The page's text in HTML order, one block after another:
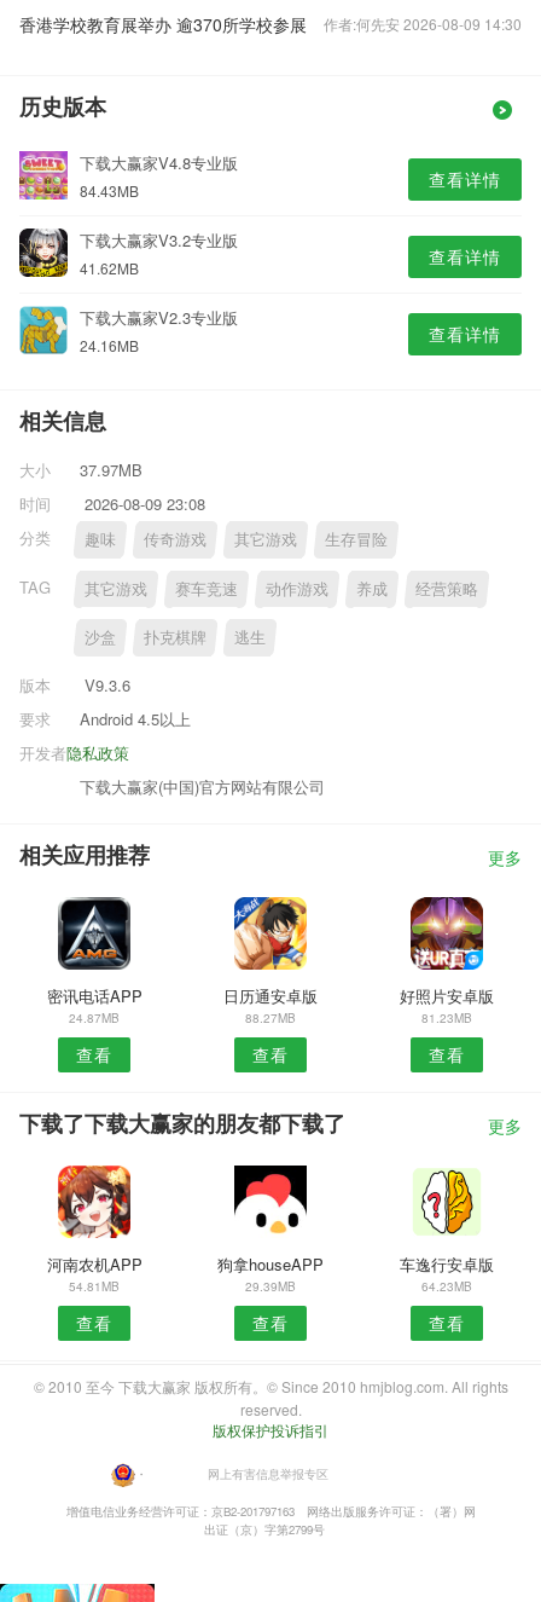
香港学校教育展举办 逾370所学校参展 作者:何先安 2026-08-09 14:30
历史版本
下载大赢家V4.8专业版
84.43MB 查看详情
下载大赢家V3.2专业版
41.62MB 查看详情
下载大赢家V2.3专业版
24.16MB 查看详情
相关信息
大小
37.97MB
时间
2026-08-09 23:08
分类
趣味 传奇游戏 其它游戏 生存冒险
TAG 其它游戏 赛车竞速 动作游戏 养成 经营策略
沙盒 扑克棋牌 逃生
版本
V9.3.6
要求
Android 4.5以上
隐私政策
开发者
下载大赢家(中国)官方网站有限公司
相关应用推荐 更多
密讯电话APP
24.87MB
查看
日历通安卓版
88.27MB
查看
好照片安卓版
81.23MB
查看
下载了下载大赢家的朋友都下载了 更多
河南农机APP
54.81MB
查看
狗拿houseAPP
29.39MB
查看
车逸行安卓版
64.23MB
查看
© 2010 至今 下载大赢家 版权所有。© Since 2010 hmjblog.com. All rights
reserved.
版权保护投诉指引
・ 网上有害信息举报专区
增值电信业务经营许可证：京B2-201797163
网络出版服务许可证：（署）网
出证（京）字第2799号